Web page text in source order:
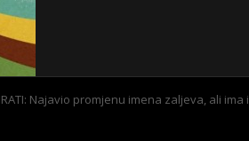
Najavio promjenu imena zaljeva, ali ima i